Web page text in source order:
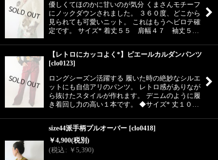
優しくてほのかに甘いのが気分 くまさんモチーフ
にノックダウンされました。 ３６０度、どこから
見られても可愛いニット。 これはもうヘビロテ確
定です。 サイズ* 着丈５５ 肩幅４７ 袖丈５…
【レトロにカッコよく*】ピエールカルダンパンツ
[clo0123]
ロングシーズン活躍する 履いた時の絶妙なシルエ
ットにも自信アリのパンツ。 レトロ感がありなが
ら抜けたスタイルが作れます。 デニムのように履
き着回し力の高い１本です。 ◆サイズ* 丈１０…
size44派手柄プルオーバー [clo0418]
￥4,900(税別)
(税込: ￥5,390)